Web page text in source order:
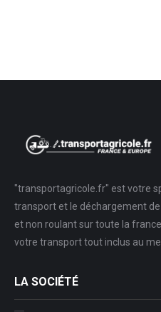
"transportagricole.fr" est votre
transport et le déchargement
et non roulant sur toute la
votre transport tout inclus au
LA SOCIÉTÉ